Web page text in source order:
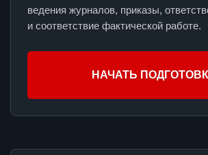
ведения журналов, приказы,
и соответствие фактической работе.
НАЧАТЬ